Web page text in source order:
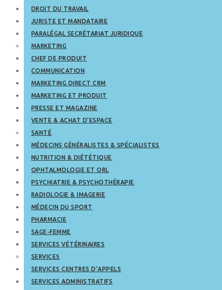
DROIT DU TRAVAIL
JURISTE ET MANDATAIRE
PARALÉGAL SECRÉTARIAT JURIDIQUE
MARKETING
CHEF DE PRODUIT
COMMUNICATION
MARKETING DIRECT CRM
MARKETING ET PRODUIT
PRESSE ET MAGAZINE
VENTE & ACHAT D’ESPACE
SANTÉ
MÉDECINS GÉNÉRALISTES & SPÉCIALISTES
NUTRITION & DIÉTÉTIQUE
OPHTALMOLOGIE ET ORL
PSYCHIATRIE & PSYCHOTHÉRAPIE
RADIOLOGIE & IMAGERIE
MÉDECIN DU SPORT
PHARMACIE
SAGE-FEMME
SERVICES VÉTÉRINAIRES
SERVICES
SERVICES CENTRES D’APPELS
SERVICES ADMINISTRATIFS